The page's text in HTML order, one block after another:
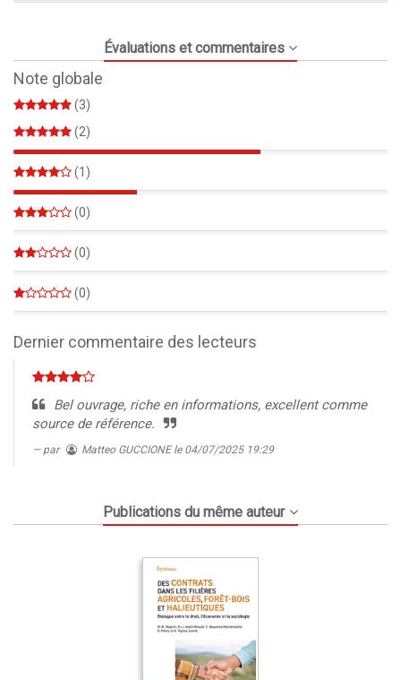
Évaluations et commentaires
Note globale
(3)
(2)
66%
(1)
33%
(0)
(0)
(0)
Dernier commentaire des lecteurs
Bel ouvrage, riche en informations, excellent comme
source de référence.
par Matteo GUCCIONEle 04/07/2025 19:29
Publications du même auteur